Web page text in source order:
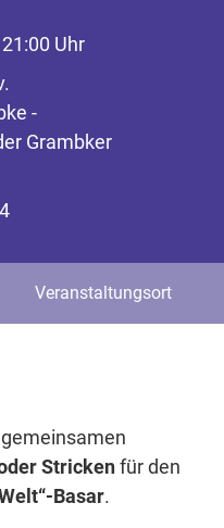
Uhr
-
Grambker
Veranstaltungsort
Strickenfür den
Basar.